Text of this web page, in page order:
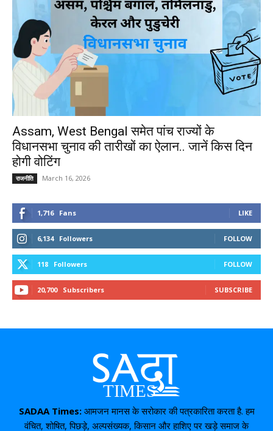
Assam, West Bengal समेत पांच राज्यों के
विधानसभा चुनाव की तारीखों का ऐलान.. जानें किस दिन
होगी वोटिंग
राजनीति March 16, 2026
1,716 Fans LIKE
6,134 Followers FOLLOW
118 Followers FOLLOW
20,700 Subscribers SUBSCRIBE
SADAA Times: आमजन मानस के सरोकार की पत्रकारिता करता है. हम
वंचित, शोषित, पिछड़े, अल्पसंख्यक, किसान और हाशिए पर खड़े समाज के